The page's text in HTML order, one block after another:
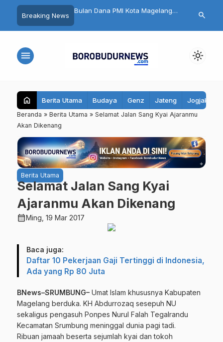
Breaking News
di Magelang Sukses
Pelari
Bulan Dana PMI Kota Magelang
32 Pelajar
search
menu light_mode
home Berita Utama Budaya Genz Jateng Jogjakarta
Beranda » Berita Utama » Selamat Jalan Sang Kyai Ajaranmu
Akan Dikenang
Berita Utama
Selamat Jalan Sang Kyai
Ajaranmu Akan Dikenang
calendar_monthMing, 19 Mar 2017
Baca juga:
Daftar 10 Pekerjaan Gaji Tertinggi di Indonesia,
Ada yang Rp 80 Juta
BNews–SRUMBUNG– Umat Islam khususnya Kabupaten
Magelang berduka. KH Abdurrozaq sesepuh NU
sekaligus pengasuh Ponpes Nurul Falah Tegalrandu
Kecamatan Srumbung meninggal dunia pagi tadi.
Ribuan jamaah beserta sejumlah kyai dan tokoh